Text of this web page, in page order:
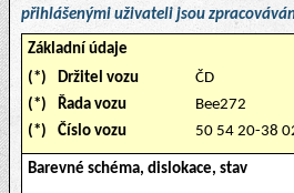
přihlášenými uživateli jsou
Základní údaje
(*)
Držitel vozu
ČD
(*)
Řada vozu
Bee272
(*)
Číslo vozu 50 54 20-38
Barevné schéma, dislokace, stav